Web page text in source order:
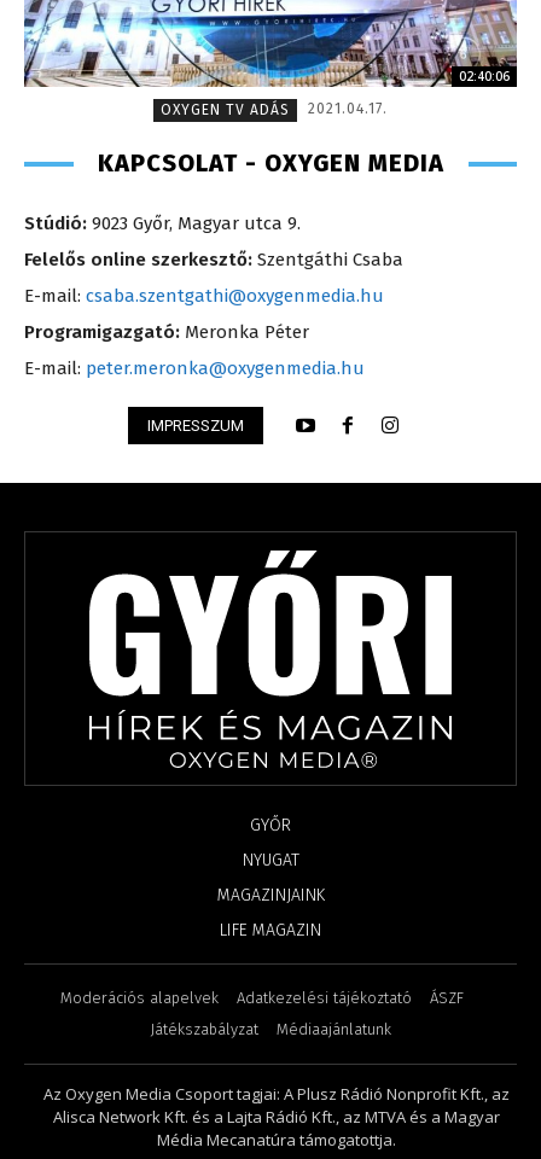
02:40:06
OXYGEN TV ADÁS
2021.04.17.
KAPCSOLAT - OXYGEN MEDIA
Stúdió: 9023 Győr, Magyar utca 9.
Felelős online szerkesztő: Szentgáthi Csaba
E-mail: csaba.szentgathi@oxygenmedia.hu
Programigazgató: Meronka Péter
E-mail: peter.meronka@oxygenmedia.hu
IMPRESSZUM
GYŐR
NYUGAT
MAGAZINJAINK
LIFE MAGAZIN
Moderációs alapelvek Adatkezelési tájékoztató
ÁSZF
Játékszabályzat
Médiaajánlatunk
Az Oxygen Media Csoport tagjai: A Plusz Rádió Nonprofit Kft., az
Alisca Network Kft. és a Lajta Rádió Kft., az MTVA és a Magyar
Média Mecanatúra támogatottja.